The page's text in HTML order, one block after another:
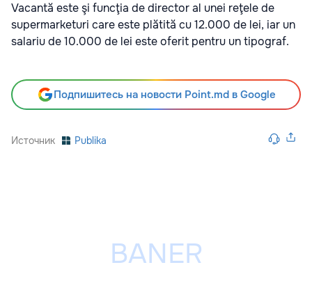
Vacantă este şi funcţia de director al unei reţele de
supermarketuri care este plătită cu 12.000 de lei, iar un
salariu de 10.000 de lei este oferit pentru un tipograf.
Подпишитесь на новости Point.md в Google
Источник Publika